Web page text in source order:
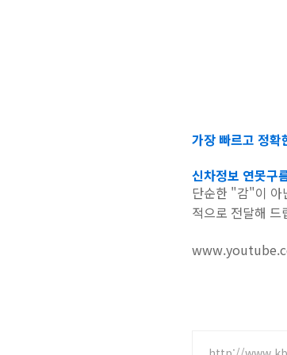
가장 빠르고 정확
신차정보 연못구
단순한 "감"이 아
적으로 전달해 드